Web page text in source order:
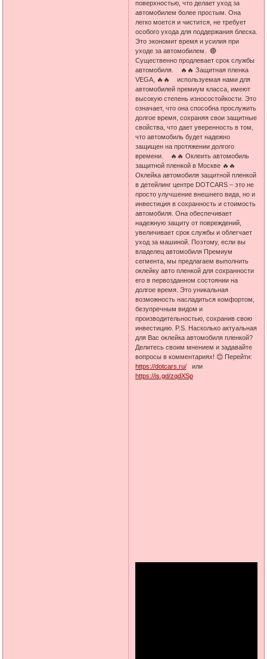
поверхностью, что делает уход за
автомобилем более простым. Она
легко моется и чистится, не требует
особого ухода для поддержания блеска.
Это экономит время и усилия при
уходе за автомобилем. 🔴
Существенно продлевает срок службы
автомобиля. 🔥🔥 Защитная пленка
VEGA, 🔥🔥 используемая нами для
автомобилей премиум класса, имеют
высокую степень износостойкости. Это
означает, что она способна прослужить
долгое время, сохраняя свои защитные
свойства, что дает уверенность в том,
что автомобиль будет надежно
защищен на протяжении долгого
времени. 🔥🔥 Оклеить автомобиль
защитной пленкой в Москве 🔥🔥
Оклейка автомобиля защитной пленкой
в детейлинг центре DOTCARS – это не
просто улучшение внешнего вида, но и
инвестиция в сохранность и стоимость
автомобиля. Она обеспечивает
надежную защиту от повреждений,
увеличивает срок службы и облегчает
уход за машиной. Поэтому, если вы
владелец автомобиля Премиум
сегмента, мы предлагаем выполнить
оклейку авто пленкой для сохранности
его в первозданном состоянии на
долгое время. Это уникальная
возможность насладиться комфортом,
безупречным видом и
производительностью, сохранив свою
инвестицию. P.S. Насколько актуальная
для Вас оклейка автомобиля пленкой?
Делитесь своим мнением и задавайте
вопросы в комментариях! 😊 Перейти:
https://dotcars.ru/или
https://is.gd/zqdXSp